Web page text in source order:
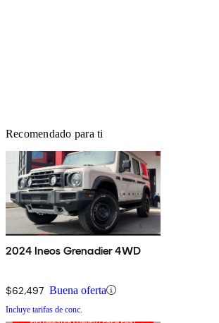
Recomendado para ti
2024 Ineos Grenadier 4WD
$62,497 Buena oferta
Incluye tarifas de conc.